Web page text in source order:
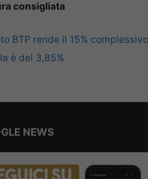
consigliata
BTP rende il 15%
è del 3,85%
NEWS